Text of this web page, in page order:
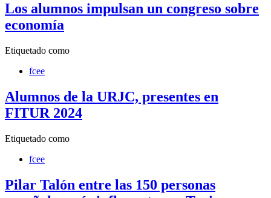
Los alumnos impulsan un congreso sobre
economía
Etiquetado como
fcee
Alumnos de la URJC, presentes en
FITUR 2024
Etiquetado como
fcee
Pilar Talón entre las 150 personas